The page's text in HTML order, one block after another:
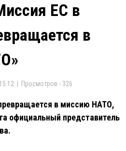
ЕС в
в
| Просмотров - 326
в миссию НАТО,
официальный представитель